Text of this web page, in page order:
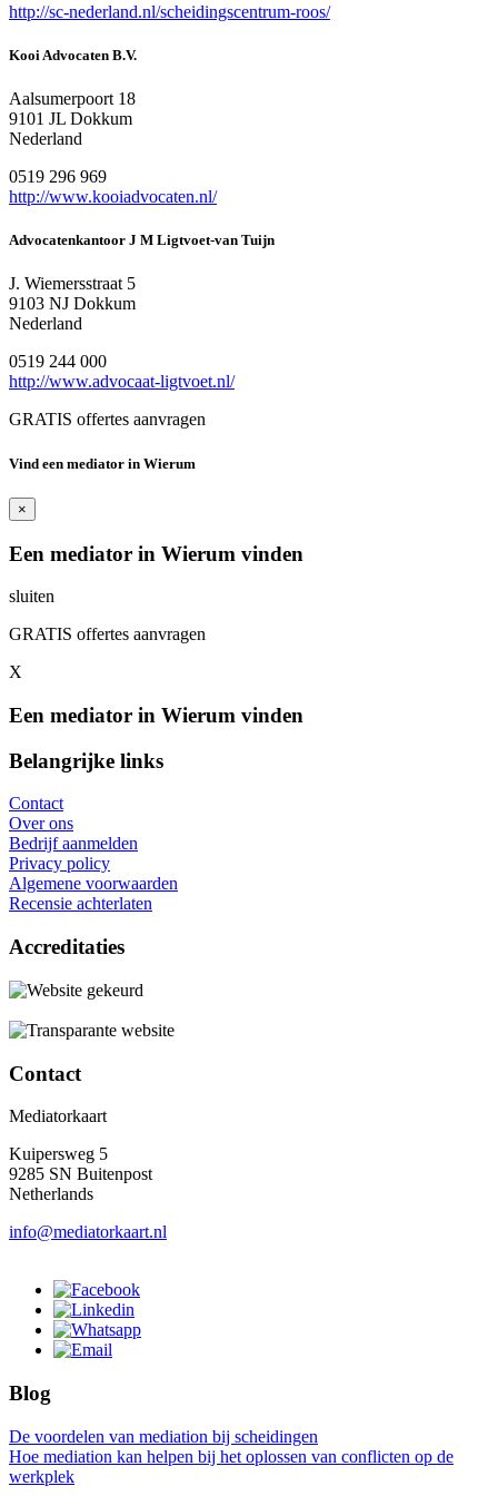
http://sc-nederland.nl/scheidingscentrum-roos/
Kooi Advocaten B.V.
Aalsumerpoort 18
9101 JL Dokkum
Nederland
0519 296 969
http://www.kooiadvocaten.nl/
Advocatenkantoor J M Ligtvoet-van Tuijn
J. Wiemersstraat 5
9103 NJ Dokkum
Nederland
0519 244 000
http://www.advocaat-ligtvoet.nl/
GRATIS offertes aanvragen
Vind een mediator in Wierum
×
Een mediator in Wierum vinden
sluiten
GRATIS offertes aanvragen
X
Een mediator in Wierum vinden
Belangrijke links
Contact
Over ons
Bedrijf aanmelden
Privacy policy
Algemene voorwaarden
Recensie achterlaten
Accreditaties
Contact
Mediatorkaart
Kuipersweg 5
9285 SN Buitenpost
Netherlands
info@mediatorkaart.nl
Blog
De voordelen van mediation bij scheidingen
Hoe mediation kan helpen bij het oplossen van conflicten op de
werkplek